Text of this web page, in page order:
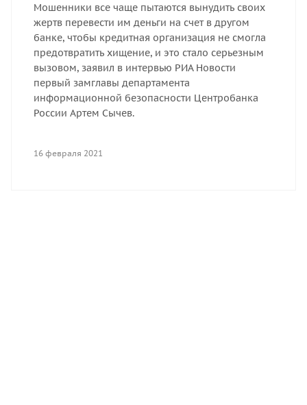
Мошенники все чаще пытаются вынудить своих
жертв перевести им деньги на счет в другом
банке, чтобы кредитная организация не смогла
предотвратить хищение, и это стало серьезным
вызовом, заявил в интервью РИА Новости
первый замглавы департамента
информационной безопасности Центробанка
России Артем Сычев.
16 февраля 2021